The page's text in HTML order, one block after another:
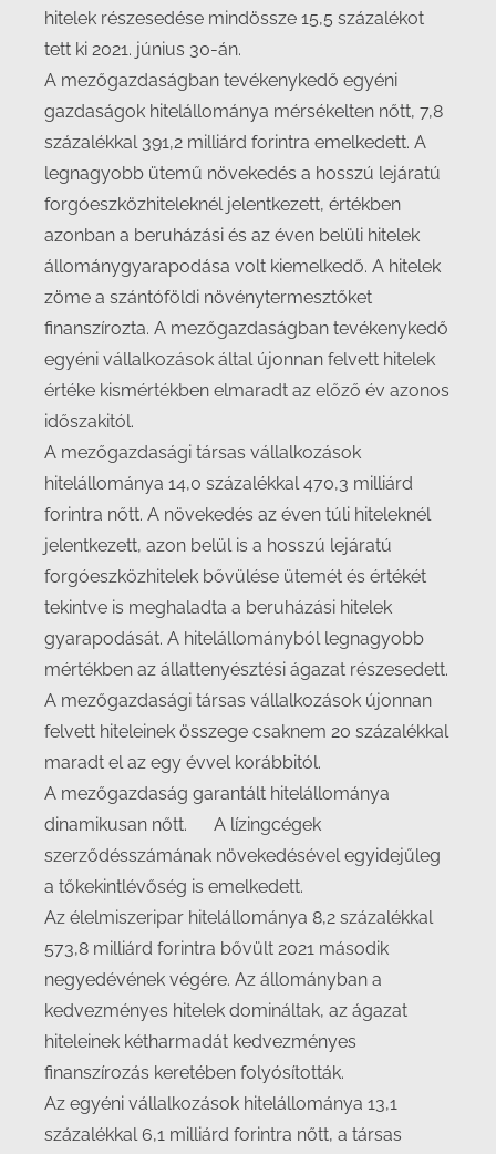
hitelek részesedése mindössze 15,5 százalékot
tett ki 2021. június 30-án.
A mezőgazdaságban tevékenykedő egyéni
gazdaságok hitelállománya mérsékelten nőtt, 7,8
százalékkal 391,2 milliárd forintra emelkedett. A
legnagyobb ütemű növekedés a hosszú lejáratú
forgóeszközhiteleknél jelentkezett, értékben
azonban a beruházási és az éven belüli hitelek
állománygyarapodása volt kiemelkedő. A hitelek
zöme a szántóföldi növénytermesztőket
finanszírozta. A mezőgazdaságban tevékenykedő
egyéni vállalkozások által újonnan felvett hitelek
értéke kismértékben elmaradt az előző év azonos
időszakitól.
A mezőgazdasági társas vállalkozások
hitelállománya 14,0 százalékkal 470,3 milliárd
forintra nőtt. A növekedés az éven túli hiteleknél
jelentkezett, azon belül is a hosszú lejáratú
forgóeszközhitelek bővülése ütemét és értékét
tekintve is meghaladta a beruházási hitelek
gyarapodását. A hitelállományból legnagyobb
mértékben az állattenyésztési ágazat részesedett.
A mezőgazdasági társas vállalkozások újonnan
felvett hiteleinek összege csaknem 20 százalékkal
maradt el az egy évvel korábbitól.
A mezőgazdaság garantált hitelállománya
dinamikusan nőtt. A lízingcégek
szerződésszámának növekedésével egyidejűleg
a tőkekintlévőség is emelkedett.
Az élelmiszeripar hitelállománya 8,2 százalékkal
573,8 milliárd forintra bővült 2021 második
negyedévének végére. Az állományban a
kedvezményes hitelek domináltak, az ágazat
hiteleinek kétharmadát kedvezményes
finanszírozás keretében folyósították.
Az egyéni vállalkozások hitelállománya 13,1
százalékkal 6,1 milliárd forintra nőtt, a társas